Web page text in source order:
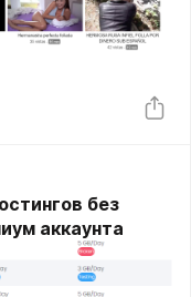
без
аккаунта